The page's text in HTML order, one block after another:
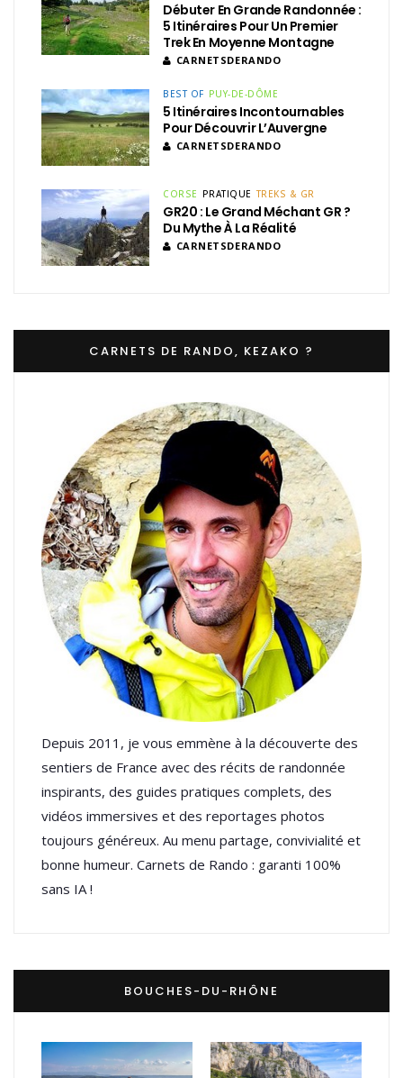
Débuter En Grande Randonnée :
5 Itinéraires Pour Un Premier
Trek En Moyenne Montagne
CARNETSDERANDO
BEST OF PUY-DE-DÔME
5 Itinéraires Incontournables
Pour Découvrir L’Auvergne
CARNETSDERANDO
CORSE PRATIQUE TREKS & GR
GR20 : Le Grand Méchant GR ?
Du Mythe À La Réalité
CARNETSDERANDO
CARNETS DE RANDO, KEZAKO ?
Depuis 2011, je vous emmène à la découverte des
sentiers de France avec des récits de randonnée
inspirants, des guides pratiques complets, des
vidéos immersives et des reportages photos
toujours généreux. Au menu partage, convivialité et
bonne humeur. Carnets de Rando : garanti 100%
sans IA !
BOUCHES-DU-RHÔNE